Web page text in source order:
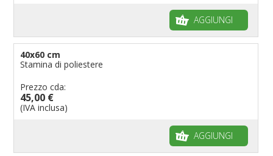
AGGIUNGI
40x60 cm
Stamina di poliestere
Prezzo cda:
45,00 €
(IVA inclusa)
AGGIUNGI